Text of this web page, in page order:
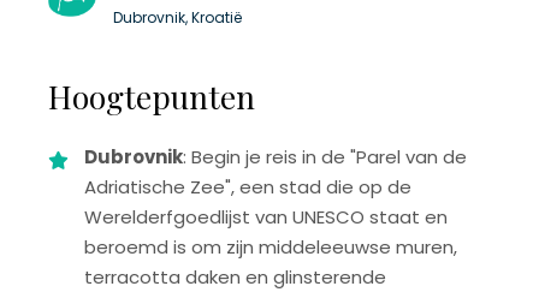
Dubrovnik, Kroatië
Hoogtepunten
Dubrovnik: Begin je reis in de "Parel van de
Adriatische Zee", een stad die op de
Werelderfgoedlijst van UNESCO staat en
beroemd is om zijn middeleeuwse muren,
terracotta daken en glinsterende